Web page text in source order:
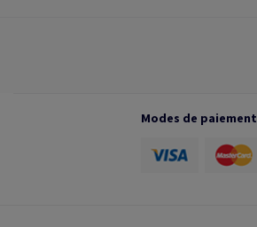
Modes de paiement